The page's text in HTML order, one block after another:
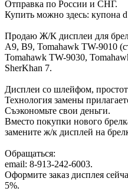
Отправка по России и СНГ.
Купить можно здесь: купона
Продаю Ж/К дисплеи для
A9, B9, Tomahawk TW-9010
Tomahawk TW-9030,
SherKhan 7.
Дисплеи со шлейфом,
Технология замены
Съэкономьте свои деньги.
Вместо покупки нового
замените ж/к дисплей на
Обращаться:
email: 8-913-242-6003.
Оформите заказ дисплея
5%.